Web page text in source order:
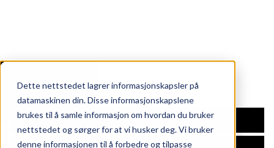
Dette nettstedet lagrer informasjonskapsler på
datamaskinen din. Disse informasjonskapslene
brukes til å samle informasjon om hvordan du bruker
nettstedet og sørger for at vi husker deg. Vi bruker
denne informasjonen til å forbedre og tilpasse
Eiendommer
ALLE